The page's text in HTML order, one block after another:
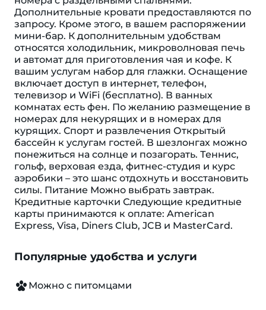
Дополнительные кровати предоставляются по
запросу. Кроме этого, в вашем распоряжении
мини-бар. К дополнительным удобствам
относятся холодильник, микроволновая печь
и автомат для приготовления чая и кофе. К
вашим услугам набор для глажки. Оснащение
включает доступ в интернет, телефон,
телевизор и WiFi (бесплатно). В ванных
комнатах есть фен. По желанию размещение в
номерах для некурящих и в номерах для
курящих. Спорт и развлечения Открытый
бассейн к услугам гостей. В шезлонгах можно
понежиться на солнце и позагорать. Теннис,
гольф, верховая езда, фитнес-студия и курс
аэробики – это шанс отдохнуть и восстановить
силы. Питание Можно выбрать завтрак.
Кредитные карточки Следующие кредитные
карты принимаются к оплате: American
Express, Visa, Diners Club, JCB и MasterCard.
Популярные удобства и услуги
Можно с питомцами